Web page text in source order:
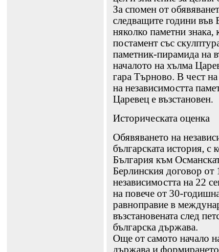
За спомен от
следващите години във
няколко паметни знака,
постамент със
паметник-пирамида на
началото на хълма
гара Търново. В чест
на независимостта
Царевец е възстановен.
Историческата оценка
Обявяването на
българската история, с
България към
Берлинския договор от
независимостта на 22
на повече от 30-
равноправие в
възстановената след
българска държава.
Още от самото начало
държава и формирането